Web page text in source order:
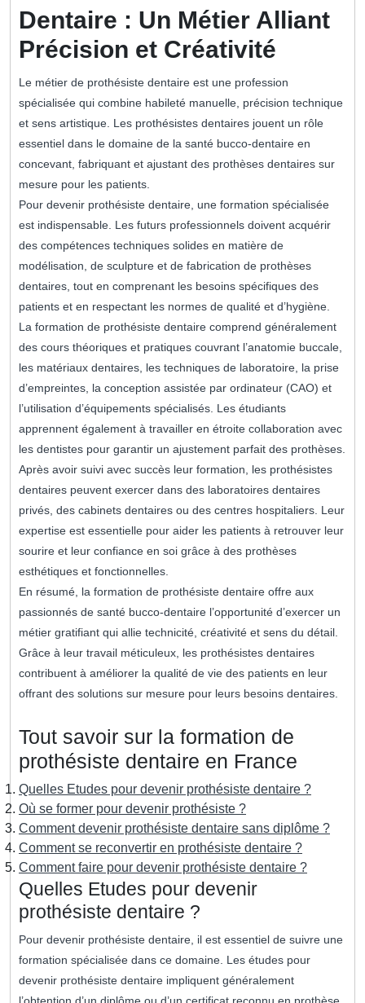
Dentaire : Un Métier Alliant
Précision et Créativité
Le métier de prothésiste dentaire est une profession
spécialisée qui combine habileté manuelle, précision technique
et sens artistique. Les prothésistes dentaires jouent un rôle
essentiel dans le domaine de la santé bucco-dentaire en
concevant, fabriquant et ajustant des prothèses dentaires sur
mesure pour les patients.
Pour devenir prothésiste dentaire, une formation spécialisée
est indispensable. Les futurs professionnels doivent acquérir
des compétences techniques solides en matière de
modélisation, de sculpture et de fabrication de prothèses
dentaires, tout en comprenant les besoins spécifiques des
patients et en respectant les normes de qualité et d’hygiène.
La formation de prothésiste dentaire comprend généralement
des cours théoriques et pratiques couvrant l’anatomie buccale,
les matériaux dentaires, les techniques de laboratoire, la prise
d’empreintes, la conception assistée par ordinateur (CAO) et
l’utilisation d’équipements spécialisés. Les étudiants
apprennent également à travailler en étroite collaboration avec
les dentistes pour garantir un ajustement parfait des prothèses.
Après avoir suivi avec succès leur formation, les prothésistes
dentaires peuvent exercer dans des laboratoires dentaires
privés, des cabinets dentaires ou des centres hospitaliers. Leur
expertise est essentielle pour aider les patients à retrouver leur
sourire et leur confiance en soi grâce à des prothèses
esthétiques et fonctionnelles.
En résumé, la formation de prothésiste dentaire offre aux
passionnés de santé bucco-dentaire l’opportunité d’exercer un
métier gratifiant qui allie technicité, créativité et sens du détail.
Grâce à leur travail méticuleux, les prothésistes dentaires
contribuent à améliorer la qualité de vie des patients en leur
offrant des solutions sur mesure pour leurs besoins dentaires.
Tout savoir sur la formation de
prothésiste dentaire en France
Quelles Etudes pour devenir prothésiste dentaire ?
Où se former pour devenir prothésiste ?
Comment devenir prothésiste dentaire sans diplôme ?
Comment se reconvertir en prothésiste dentaire ?
Comment faire pour devenir prothésiste dentaire ?
Quelles Etudes pour devenir
prothésiste dentaire ?
Pour devenir prothésiste dentaire, il est essentiel de suivre une
formation spécialisée dans ce domaine. Les études pour
devenir prothésiste dentaire impliquent généralement